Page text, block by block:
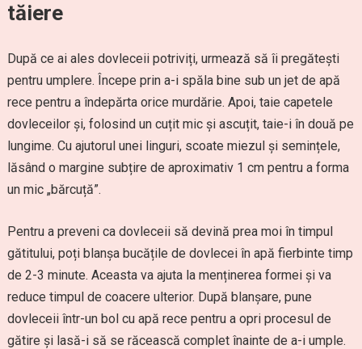
tăiere
După ce ai ales dovleceii potriviți, urmează să îi pregătești
pentru umplere. Începe prin a-i spăla bine sub un jet de apă
rece pentru a îndepărta orice murdărie. Apoi, taie capetele
dovleceilor și, folosind un cuțit mic și ascuțit, taie-i în două pe
lungime. Cu ajutorul unei linguri, scoate miezul și semințele,
lăsând o margine subțire de aproximativ 1 cm pentru a forma
un mic „bărcuță”.
Pentru a preveni ca dovleceii să devină prea moi în timpul
gătitului, poți blanșa bucățile de dovlecei în apă fierbinte timp
de 2-3 minute. Aceasta va ajuta la menținerea formei și va
reduce timpul de coacere ulterior. După blanșare, pune
dovleceii într-un bol cu apă rece pentru a opri procesul de
gătire și lasă-i să se răcească complet înainte de a-i umple.